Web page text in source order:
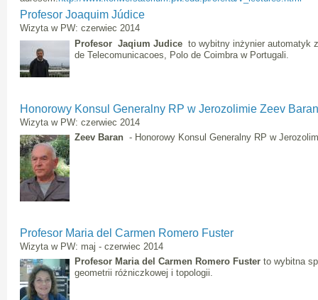
Profesor Joaquim Júdice
Wizyta w PW: czerwiec 2014
Profesor Jaqium Judiceto wybitny inżynier automatyk
de Telecomunicacoes, Polo de Coimbra w Portugali.
Honorowy Konsul Generalny RP w Jerozolimie Zeev Baran
Wizyta w PW: czerwiec 2014
Zeev Baran- Honorowy Konsul Generalny RP w
Profesor Maria del Carmen Romero Fuster
Wizyta w PW: maj - czerwiec 2014
Profesor Maria del Carmen Romero Fusterto wybitna
geometrii różniczkowej i topologii.